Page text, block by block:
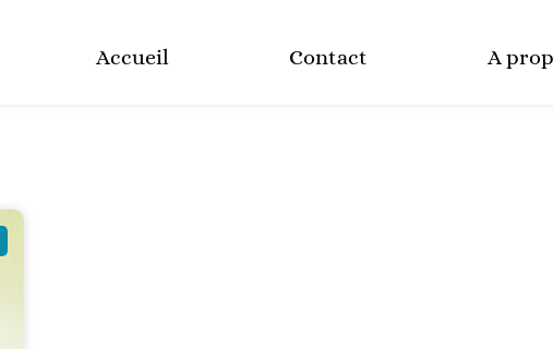
Accueil Contact A